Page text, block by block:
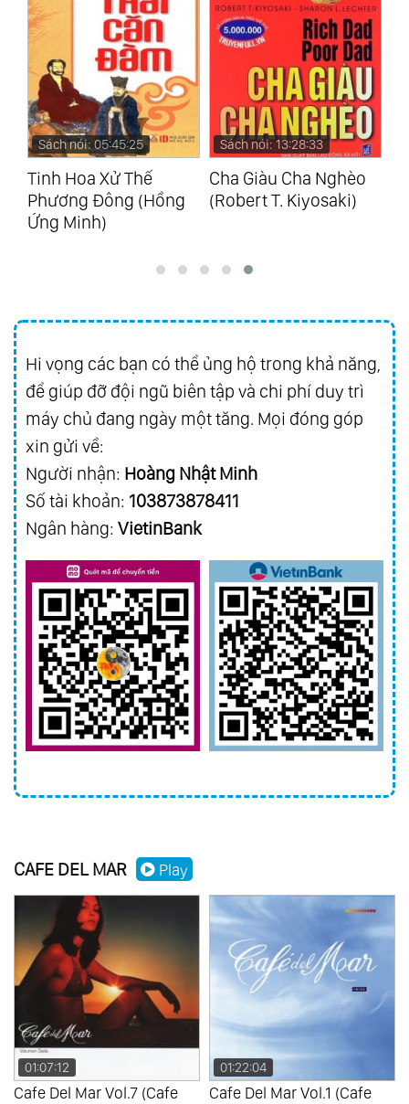
Sách nói: 05:45:25
Tinh Hoa Xử Thế
Phương Đông (Hồng
Ứng Minh)
Sách nói: 13:28:33
Cha Giàu Cha Nghèo
(Robert T. Kiyosaki)
Hi vọng các bạn có thể ủng hộ trong khả năng,
để giúp đỡ đội ngũ biên tập và chi phí duy trì
máy chủ đang ngày một tăng. Mọi đóng góp
xin gửi về:
Người nhận: Hoàng Nhật Minh
Số tài khoản: 103873878411
Ngân hàng: VietinBank
CAFE DEL MAR Play
01:22:04
Cafe Del Mar Vol.1 (Cafe
01:18:39
Cafe Del Mar Vol.4 (Cafe